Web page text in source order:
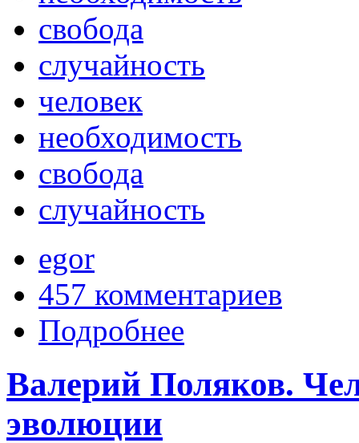
свобода
случайность
человек
необходимость
свобода
случайность
egor
457 комментариев
Подробнее
Валерий Поляков.
эволюции